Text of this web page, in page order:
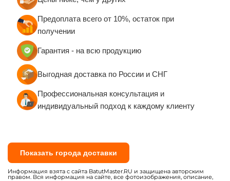
Предоплата всего от 10%, остаток при
получении
Гарантия - на всю продукцию
Выгодная доставка по России и СНГ
Профессиональная консультация и
индивидуальный подход к каждому клиенту
Показать города доставки
Информация взята с сайта BatutMaster.RU и защищена авторским
правом. Вся информация на сайте, все фотоизображения, описание,